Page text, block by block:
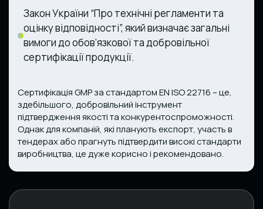
Закон України “Про технічні регламенти та
оцінку відповідності”, який визначає загальні
вимоги до обов’язкової та добровільної
сертифікації продукції.
Сертифікація GMP за стандартом EN ISO 22716 – це,
здебільшого, добровільний інструмент
підтвердження якості та конкурентоспроможності.
Однак для компаній, які планують експорт, участь в
тендерах або прагнуть підтвердити високі стандарти
виробництва, це дуже корисно і рекомендовано.